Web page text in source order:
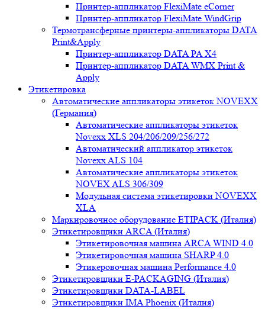
Принтер-аппликатор FlexiMate eCorner
Принтер-аппликатор FlexiMate WindGrip
Термотрансферные принтеры-аппликаторы DATA
Print&Apply
Принтер-аппликатор DATA PA Х4
Принтер-аппликатор DATA WMX Print &
Apply
Этикетировка
Автоматические аппликаторы этикеток NOVEXX
(Германия)
Автоматические аппликаторы этикеток
Novexx XLS 204/206/209/256/272
Автоматический аппликатор этикеток
Novexx ALS 104
Автоматические аппликаторы этикеток
NOVEX ALS 306/309
Модульная система этикетировки NOVEXX
XLA
Маркировочное оборудование ETIPACK (Италия)
Этикетировщики ARCA (Италия)
Этикетировочная машина ARCA WIND 4.0
Этикетировочная машина SHARP 4.0
Этикеровочная машина Performance 4.0
Этикетировщики E-PACKAGING (Италия)
Этикетировщики DATA-LABEL
Этикетировщики IMA Phoenix (Италия)